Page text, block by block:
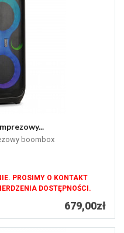
boombox
PROSIMY O KONTAKT
DOSTĘPNOŚCI.
679,00zł